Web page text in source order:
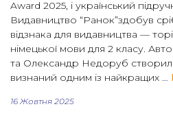
Award 2025, і український
Видавництво “Ранок”здобув
відзнака для видавництва —
німецької мови для 2 класу.
та Олександр Недоруб
визнаний одним із найкращих …
16 Жовтня 2025